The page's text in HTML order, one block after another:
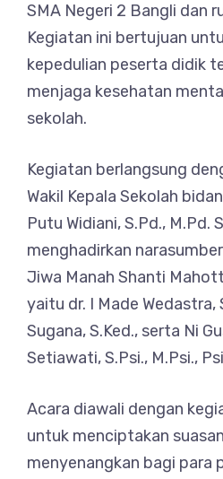
SMA Negeri 2 Bangli dan
Kegiatan ini bertujuan
kepedulian peserta didik
menjaga kesehatan
sekolah.
Kegiatan berlangsung
Wakil Kepala Sekolah
Putu Widiani, S.Pd., M.Pd.
menghadirkan
Jiwa Manah Shanti
yaitu dr. I Made Wedastra,
Sugana, S.Ked., serta Ni
Setiawati, S.Psi., M.Psi.,
Acara diawali dengan
untuk menciptakan
menyenangkan bagi para